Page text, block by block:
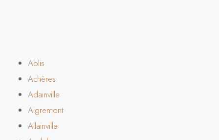
Ablis
Achères
Adainville
Aigremont
Allainville